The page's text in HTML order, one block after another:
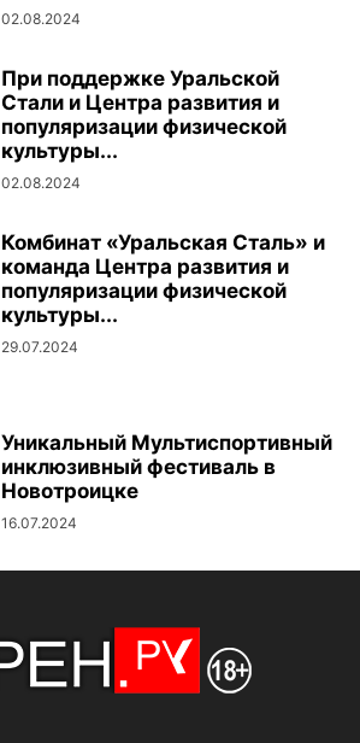
02.08.2024
При поддержке Уральской
Стали и Центра развития и
популяризации физической
культуры...
02.08.2024
Комбинат «Уральская Сталь» и
команда Центра развития и
популяризации физической
культуры...
29.07.2024
Уникальный Мультиспортивный
инклюзивный фестиваль в
Новотроицке
16.07.2024